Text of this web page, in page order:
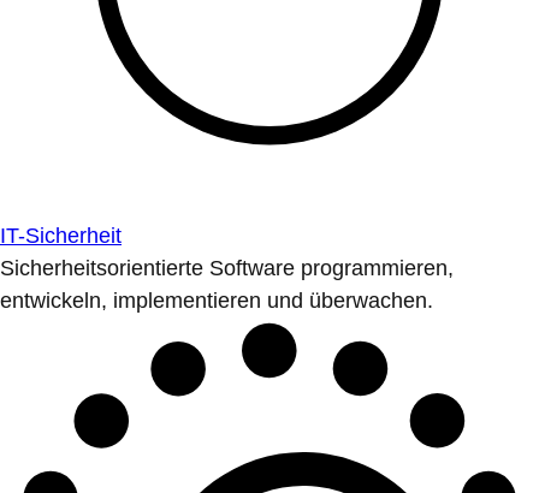
IT-Sicherheit
Sicherheitsorientierte Software programmieren,
entwickeln, implementieren und überwachen.